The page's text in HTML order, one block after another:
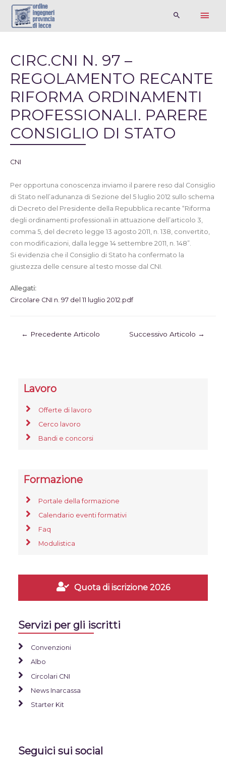
CIRC.CNI N. 97 –
REGOLAMENTO RECANTE
RIFORMA ORDINAMENTI
PROFESSIONALI. PARERE
CONSIGLIO DI STATO
CNI
Per opportuna conoscenza inviamo il parere reso dal Consiglio
di Stato nell’adunanza di Sezione del 5 luglio 2012 sullo schema
di Decreto del Presidente della Repubblica recante “Riforma
degli ordinamenti professionali in attuazione dell’articolo 3,
comma 5, del decreto legge 13 agosto 2011, n. 138, convertito,
con modificazioni, dalla legge 14 settembre 2011, n. 148”.
Si evidenzia che il Consiglio di Stato ha confermato la
giustezza delle censure al testo mosse dal CNI.
Allegati:
Circolare CNI n. 97 del 11 luglio 2012.pdf
← Precedente Articolo Successivo Articolo →
Lavoro
Offerte di lavoro
Cerco lavoro
Bandi e concorsi
Formazione
Portale della formazione
Calendario eventi formativi
Faq
Modulistica
Quota di iscrizione 2026
Servizi per gli iscritti
Convenzioni
Albo
Circolari CNI
News Inarcassa
Starter Kit
Seguici sui social